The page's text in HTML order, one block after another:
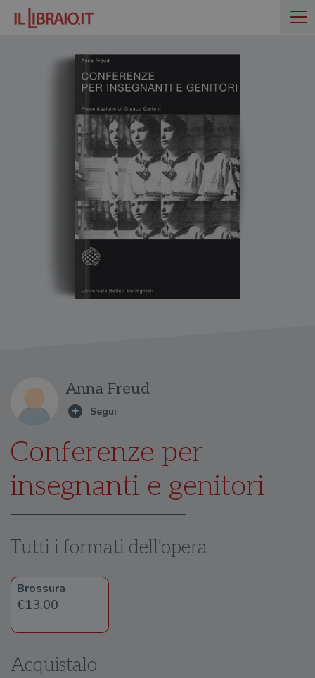
Anna Freud
Conferenze per
insegnanti e genitori
Tutti i formati dell'opera
Brossura
€13.00
Acquistalo